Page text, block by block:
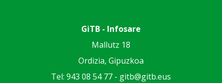
GiTB - Infosare
Mallutz 18
Ordizia, Gipuzkoa
Tel: 943 08 54 77 - gitb@gitb.eus